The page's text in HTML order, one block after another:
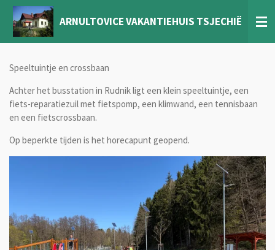
Ga
direct
naar
hoofdinhoud
ARNULTOVICE VAKANTIEHUIS TSJECHIË
Speeltuintje en crossbaan
Achter het busstation in Rudnik ligt een klein speeltuintje, een
fiets-reparatiezuil met fietspomp, een klimwand, een tennisbaan
en een fietscrossbaan.
Op beperkte tijden is het horecapunt geopend.